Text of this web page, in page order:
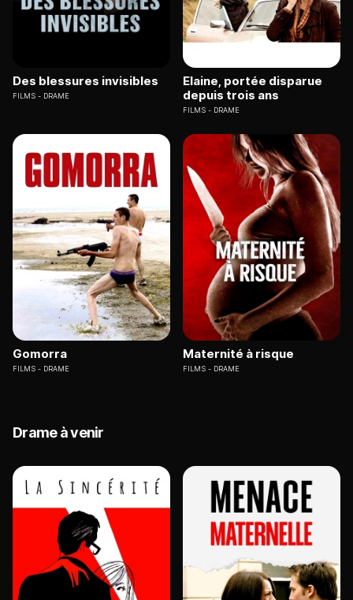
Des blessures invisibles
FILMS DRAME
Elaine, portée disparue
depuis trois ans
FILMS DRAME
Gomorra
FILMS DRAME
Maternité à risque
FILMS DRAME
Drame à venir